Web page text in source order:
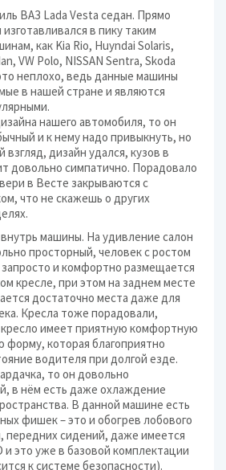
ВАЗ Lada Vesta седан. Прямо
в пику таким
как Kia Rio, Huyndai Solaris,
VW Polo, NISSAN Sentra, Skoda
неплохо, ведь данные машины
в нашей стране и являются
нашего автомобиля, то он
и к нему надо привыкнуть, но
взгляд, дизайн удался, кузов в
довольно симпатично. Порадовало
в Весте закрываются с
что не скажешь о других
машины. На удивление салон
просторный, человек с ростом
и комфортно размещается
кресле, при этом на заднем месте
достаточно места даже для
Кресла тоже порадовали,
имеет приятную комфортную
форму, которая благоприятно
водителя при долгой езде.
то он довольно
в нём есть даже охлаждение
В данной машине есть
фишек – это и обогрев лобового
передних сидений, даже имеется
и это уже в базовой комплектации
к системе безопасности).